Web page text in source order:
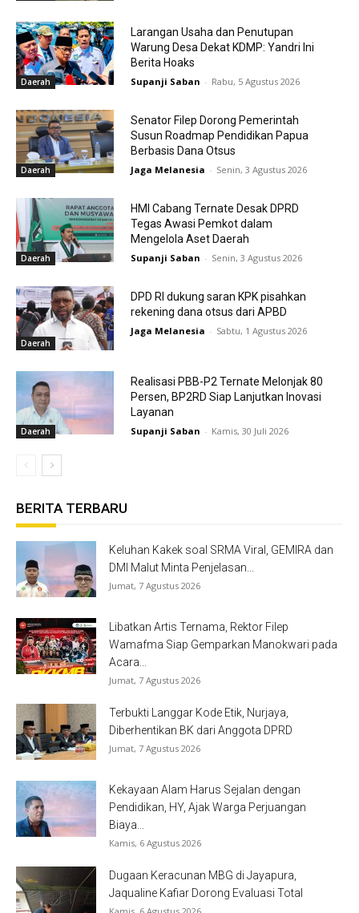
Daerah
Larangan Usaha dan Penutupan
Warung Desa Dekat KDMP: Yandri Ini
Berita Hoaks
Supanji Saban - Rabu, 5 Agustus 2026
Daerah
Senator Filep Dorong Pemerintah
Susun Roadmap Pendidikan Papua
Berbasis Dana Otsus
Jaga Melanesia - Senin, 3 Agustus 2026
Daerah
HMI Cabang Ternate Desak DPRD
Tegas Awasi Pemkot dalam
Mengelola Aset Daerah
Supanji Saban - Senin, 3 Agustus 2026
Daerah
DPD RI dukung saran KPK pisahkan
rekening dana otsus dari APBD
Jaga Melanesia - Sabtu, 1 Agustus 2026
Daerah
Realisasi PBB-P2 Ternate Melonjak 80
Persen, BP2RD Siap Lanjutkan Inovasi
Layanan
Supanji Saban - Kamis, 30 Juli 2026
BERITA TERBARU
Keluhan Kakek soal SRMA Viral, GEMIRA dan
DMI Malut Minta Penjelasan...
Jumat, 7 Agustus 2026
Libatkan Artis Ternama, Rektor Filep
Wamafma Siap Gemparkan Manokwari pada
Acara...
Jumat, 7 Agustus 2026
Terbukti Langgar Kode Etik, Nurjaya,
Diberhentikan BK dari Anggota DPRD
Jumat, 7 Agustus 2026
Kekayaan Alam Harus Sejalan dengan
Pendidikan, HY, Ajak Warga Perjuangan
Biaya...
Kamis, 6 Agustus 2026
Dugaan Keracunan MBG di Jayapura,
Jaqualine Kafiar Dorong Evaluasi Total